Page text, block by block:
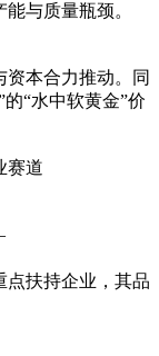
与质量瓶颈。
本合力推动。同
“水中软黄金”价
赛道
点扶持企业，其品